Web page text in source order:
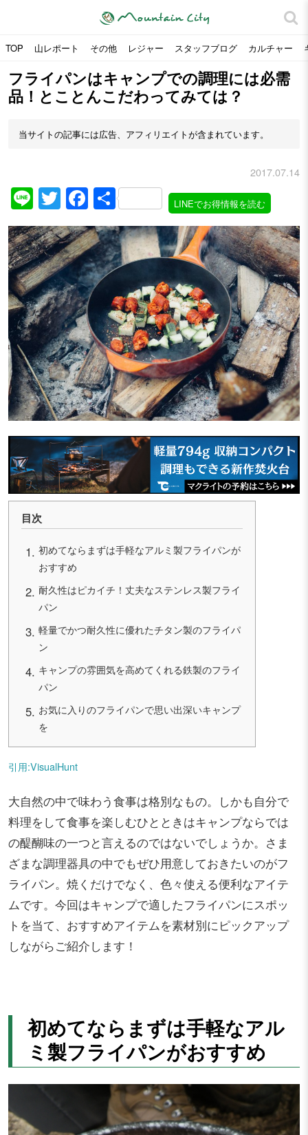
TOP 山レポート その他 レジャー スタッフブログ カルチャー
フライパンはキャンプでの調理には必需
品！とことんこだわってみては？
当サイトの記事には広告、アフィリエイトが含まれています。
2017.07.14
LineTwitter
Facebook
共
有
LINEでお得情報を読む
目次
初めてならまずは手軽なアルミ製フライパンが
おすすめ
耐久性はピカイチ！丈夫なステンレス製フライ
パン
軽量でかつ耐久性に優れたチタン製のフライパ
ン
キャンプの雰囲気を高めてくれる鉄製のフライ
パン
お気に入りのフライパンで思い出深いキャンプ
を
引用:VisualHunt
大自然の中で味わう食事は格別なもの。しかも自分で
料理をして食事を楽しむひとときはキャンプならでは
の醍醐味の一つと言えるのではないでしょうか。さま
ざまな調理器具の中でもぜひ用意しておきたいのがフ
ライパン。焼くだけでなく、色々使える便利なアイテ
ムです。今回はキャンプで適したフライパンにスポッ
トを当て、おすすめアイテムを素材別にピックアップ
しながらご紹介します！
初めてならまずは手軽なアル
ミ製フライパンがおすすめ